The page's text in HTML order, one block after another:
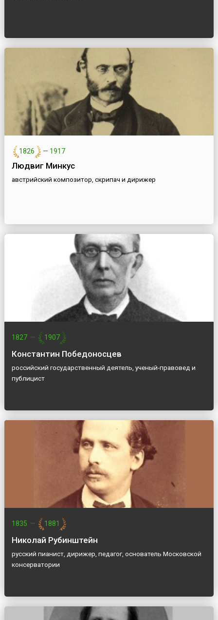
1826 — 1917
Людвиг Минкус
австрийский композитор, скрипач и дирижер
1827 — 1907
Константин Победоносцев
российский государственный деятель, ученый-правовед и
публицист
1835 — 1881
Николай Рубинштейн
русский пианист, дирижер, педагог, основатель Московской
консерватории